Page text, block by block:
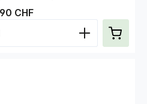
régulier :
CHF
Entrez la quantité